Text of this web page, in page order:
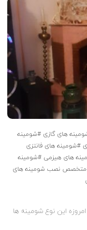
های گازی #شومینه
#شومینه های فانتزی
های هیزمی #شومینه
نصب شومینه های
این نوع شومینه ها